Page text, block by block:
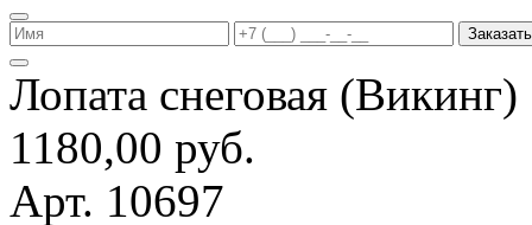
Заказать
Лопата снеговая
1180,00 руб.
Арт. 10697